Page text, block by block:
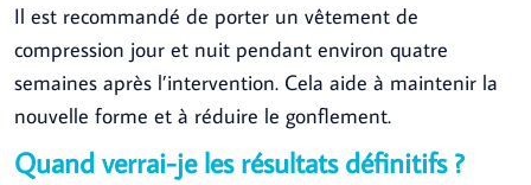
Il est recommandé de porter un vêtement de
compression jour et nuit pendant environ quatre
semaines après l’intervention. Cela aide à maintenir la
nouvelle forme et à réduire le gonflement.
Quand verrai-je les résultats définitifs ?